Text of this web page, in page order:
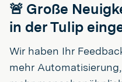
🚨 Große
in der Tulip
Wir haben Ihr
mehr